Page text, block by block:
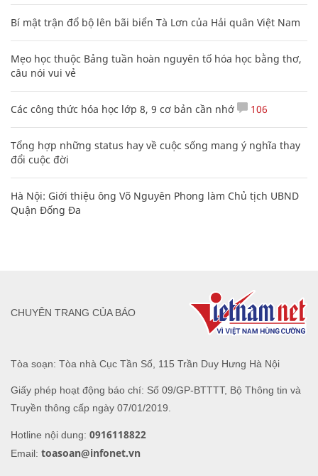
Bí mật trận đổ bộ lên bãi biển Tà Lơn của Hải quân Việt Nam
Mẹo học thuộc Bảng tuần hoàn nguyên tố hóa học bằng thơ,
câu nói vui vẻ
Các công thức hóa học lớp 8, 9 cơ bản cần nhớ 106
Tổng hợp những status hay về cuộc sống mang ý nghĩa thay
đổi cuộc đời
Hà Nội: Giới thiệu ông Võ Nguyên Phong làm Chủ tịch UBND
Quận Đống Đa
Tòa soạn: Tòa nhà Cục Tần Số, 115 Trần Duy Hưng Hà Nội
Giấy phép hoạt động báo chí: Số 09/GP-BTTTT, Bộ Thông tin và
Truyền thông cấp ngày 07/01/2019.
Hotline nội dung: 0916118822
Email: toasoan@infonet.vn
CHUYÊN TRANG CỦA BÁO